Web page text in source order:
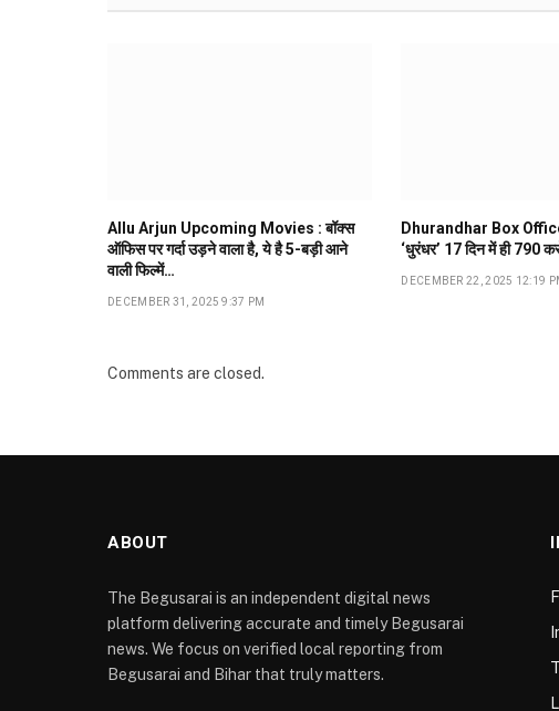
Allu Arjun Upcoming Movies : बॉक्स
ऑफिस पर गर्दा उड़ने वाला है, ये है 5-बड़ी आने
वाली फिल्में…
DECEMBER 31, 2025 9:37 PM
Dhurandhar Box
‘धुरंधर’ 17 दिन में ही ₹790
DECEMBER 22, 2025 12:19
Comments are closed.
ABOUT
The Begusarai is an independent digital news
platform delivering accurate and timely Begusarai
news. We focus on verified local reporting from
Begusarai and Bihar that truly matters.